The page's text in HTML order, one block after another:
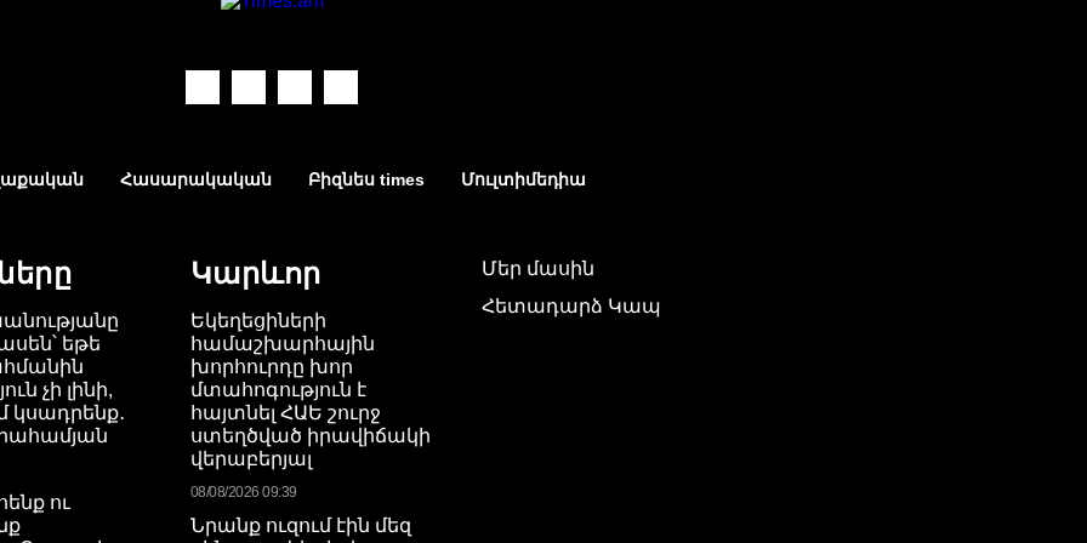
Հասարակական Բիզնես times Մուլտիմեդիա
եթե
չի լինի,
ու
Կարևոր
Եկեղեցիների
համաշխարհային
խորհուրդը խոր
մտահոգություն է
հայտնել ՀԱԵ շուրջ
ստեղծված իրավիճակի
վերաբերյալ
08/08/2026 09:39
Նրանք ուզում էին մեզ
Մեր մասին
Հետադարձ Կապ